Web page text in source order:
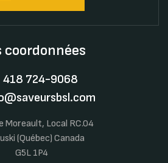
coordonnées
418 724-9068
Moreault, Local RC.04
(Québec) Canada
G5L 1P4